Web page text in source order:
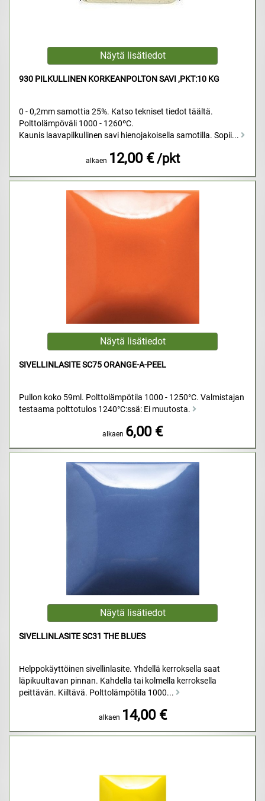
930 PILKULLINEN KORKEANPOLTON SAVI ,PKT:10 KG
0 - 0,2mm samottia 25%. Katso tekniset tiedot täältä.
Polttolämpöväli 1000 - 1260ºC.
Kaunis laavapilkullinen savi hienojakoisella samotilla. Sopii...
alkaen 12,00 € /pkt
SIVELLINLASITE SC75 ORANGE-A-PEEL
Pullon koko 59ml. Polttolämpötila 1000 - 1250°C. Valmistajan
testaama polttotulos 1240°C:ssä: Ei muutosta.
alkaen 6,00 €
SIVELLINLASITE SC31 THE BLUES
Helppokäyttöinen sivellinlasite. Yhdellä kerroksella saat
läpikuultavan pinnan. Kahdella tai kolmella kerroksella
peittävän. Kiiltävä. Polttolämpötila 1000...
alkaen 14,00 €